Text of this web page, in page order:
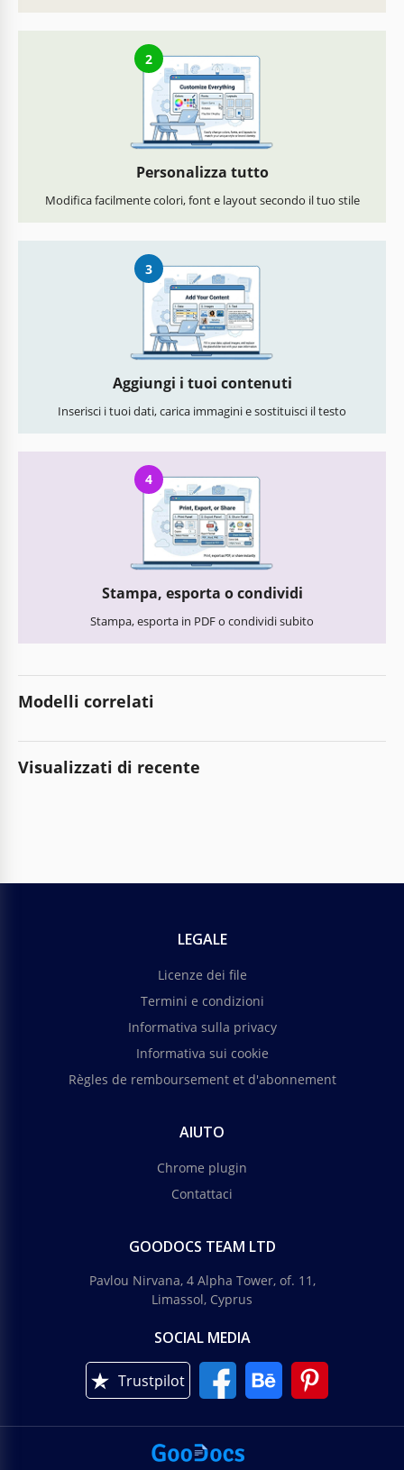
2
Personalizza tutto
Modifica facilmente colori, font e layout secondo il tuo stile
3
Aggiungi i tuoi contenuti
Inserisci i tuoi dati, carica immagini e sostituisci il testo
4
Stampa, esporta o condividi
Stampa, esporta in PDF o condividi subito
Modelli correlati
Visualizzati di recente
LEGALE
Licenze dei file
Termini e condizioni
Informativa sulla privacy
Informativa sui cookie
Règles de remboursement et d'abonnement
AIUTO
Chrome plugin
Contattaci
GOODOCS TEAM LTD
Pavlou Nirvana, 4 Alpha Tower, of. 11,
Limassol, Cyprus
SOCIAL MEDIA
Trustpilot